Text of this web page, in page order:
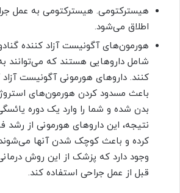
هیسترکتومی. هیسترکتومی به عمل
اطلاق می‌شود.
هورمون‌های آگونیست آزاد کننده
شامل داروهایی هستند که می‌توانند
کنند. داروهای هورمونی آگونیست آزاد
باعث مسدود کردن هورمون‌های
بدن شده و شما را وارد یک دوره
نتیجه، این داروهای هورمونی از رشد
کرده و باعث کوچک شدن آنها می‌شوند.
وجود دارد که پزشک از این روش
قبل از عمل جراحی استفاده کند.